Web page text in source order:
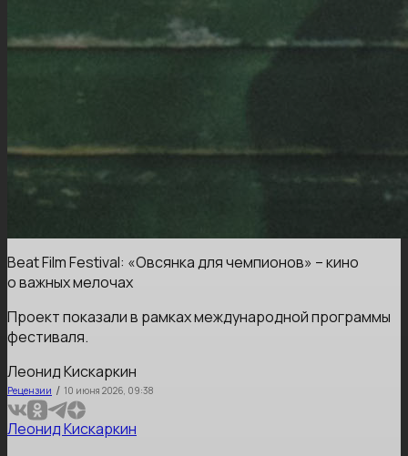
Beat Film Festival: «Овсянка для чемпионов» – кино
о важных мелочах
Проект показали в рамках международной программы
фестиваля.
Леонид Кискаркин
Рецензии / 10 июня 2026, 09:38
Леонид Кискаркин